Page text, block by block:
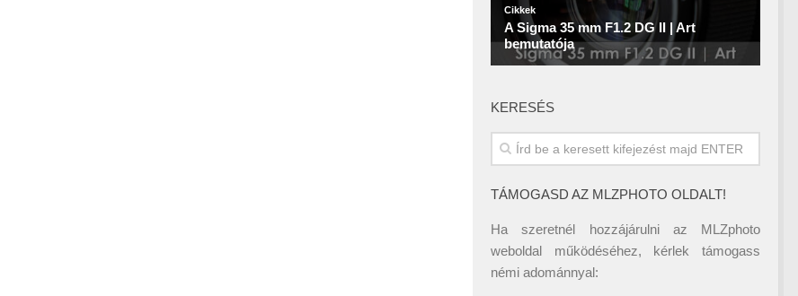
KERESÉS
TÁMOGASD AZ MLZPHOTO OLDALT!
Ha szeretnél hozzájárulni az MLZphoto
weboldal működéséhez, kérlek támogass
némi adománnyal: